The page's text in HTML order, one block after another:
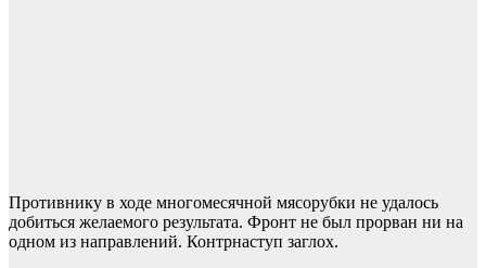
Противнику в ходе многомесячной мясорубки не удалось
добиться желаемого результата. Фронт не был прорван ни на
одном из направлений. Контрнаступ заглох.